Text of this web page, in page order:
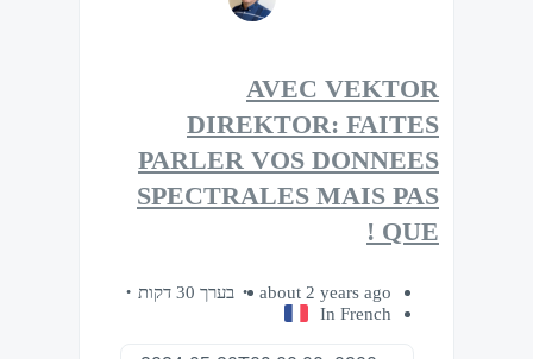
AVEC VEKTOR
DIREKTOR: FAITES
PARLER VOS DONNEES
SPECTRALES MAIS PAS
QUE !
about 2 years ago
בערך 30 דקות
In French